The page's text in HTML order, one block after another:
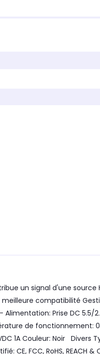
un signal d'une
meilleure compatibilité
Prise DC 5.5/
de fonctionnement:
1A Couleur: Noir Divers
CE, FCC, RoHS,